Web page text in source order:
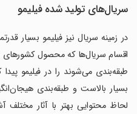
سریال‌های تولید شده فیلیمو
در زمینه سریال نیز فیلیمو بسیار
اقسام سریال‌ها که محصول کشورهای
طبقه‌بندی می‌شوند را در فیلیمو
بسیار بالاست و طبقه‌بندی
لحاظ محتوایی بهتر با آثار مختلف